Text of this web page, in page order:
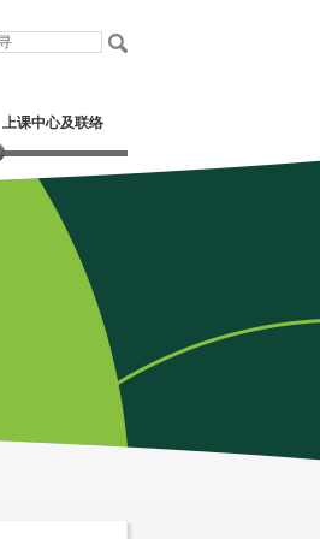
上课中心及联络